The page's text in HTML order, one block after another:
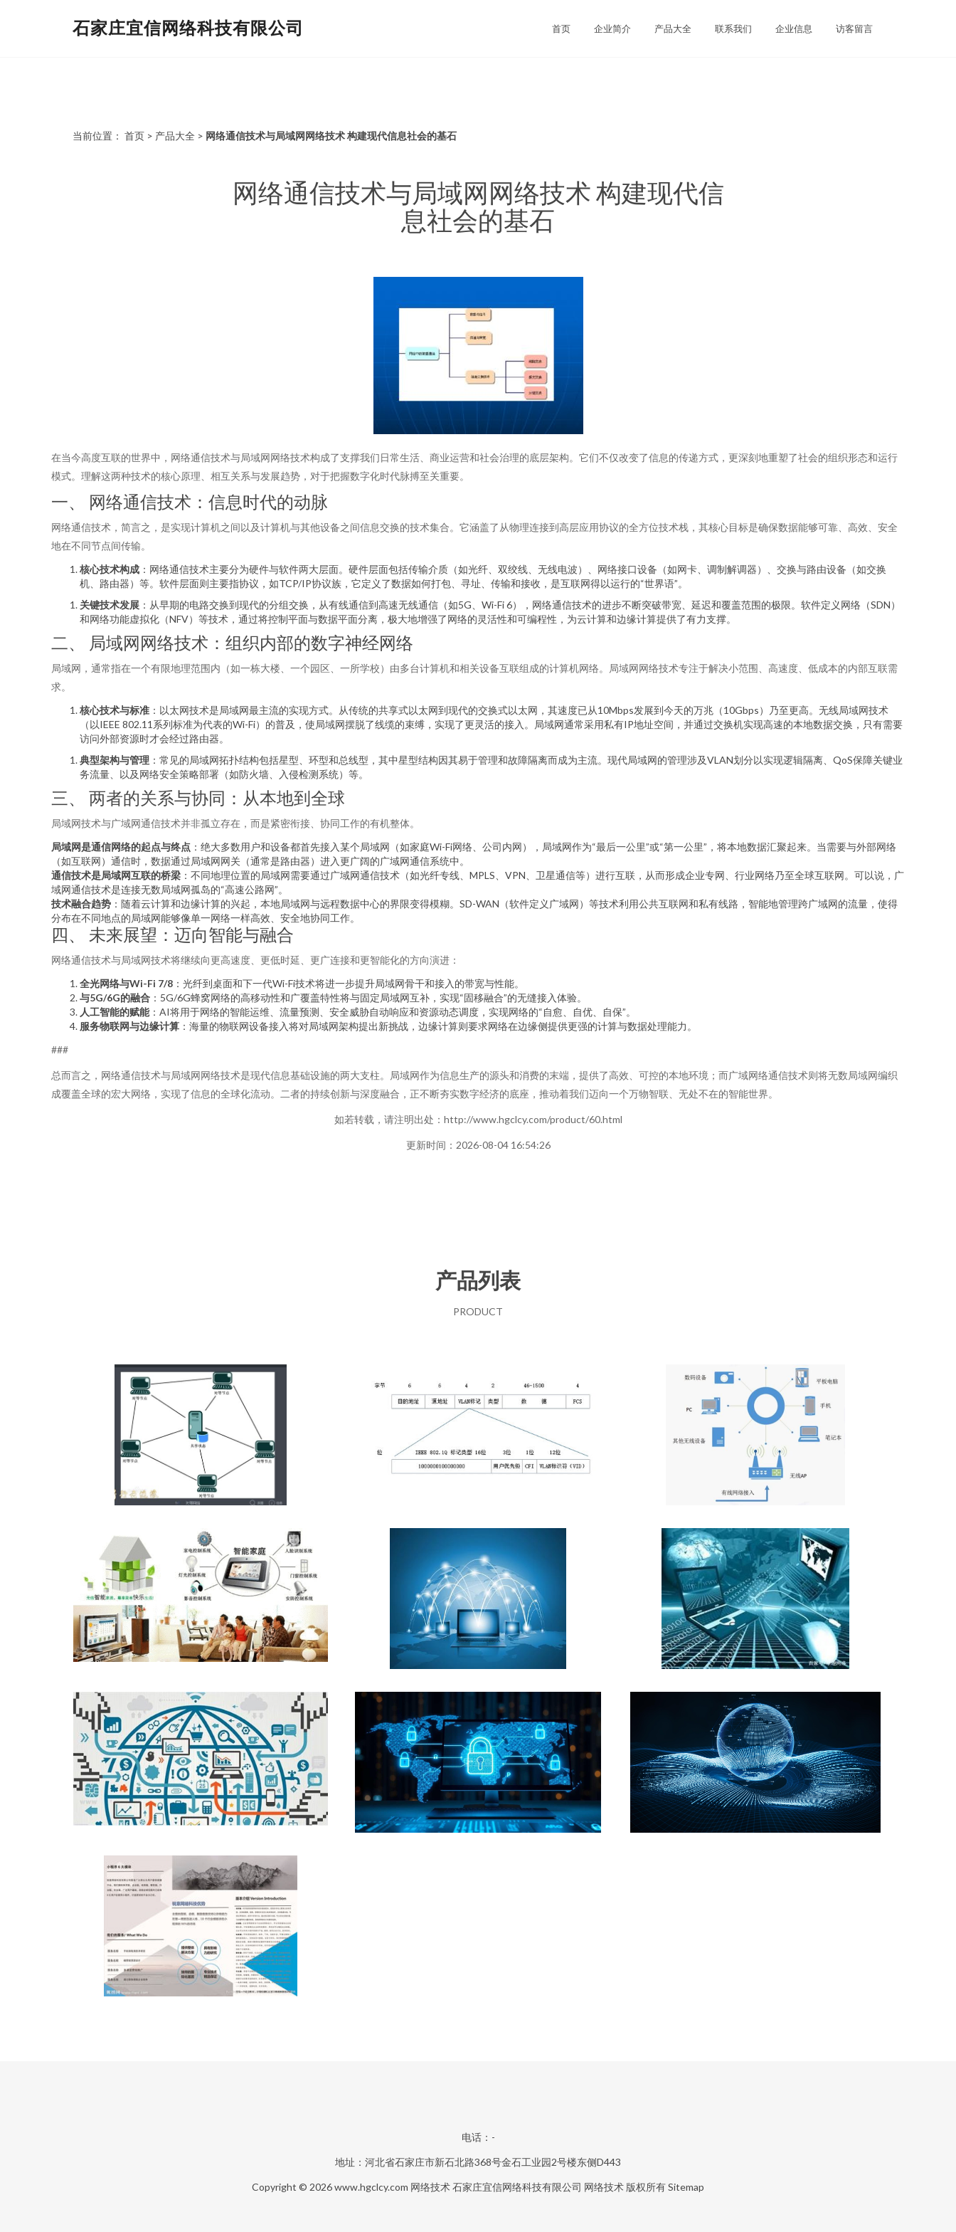
石家庄宜信网络科技有限公司 首页 企业简介 产品大全 联系我们 企业信息 访客留言
当前位置： 首页 > 产品大全 > 网络通信技术与局域网网络技术 构建现代信息社会的基石
网络通信技术与局域网网络技术 构建现代信
息社会的基石
在当今高度互联的世界中，网络通信技术与局域网网络技术构成了支撑我们日常生活、商业运营和社会治理的底层架构。它们不仅改变了信息的传递方式，更深刻地重塑了社会的组织形态和运行
模式。理解这两种技术的核心原理、相互关系与发展趋势，对于把握数字化时代脉搏至关重要。
一、 网络通信技术：信息时代的动脉
网络通信技术，简言之，是实现计算机之间以及计算机与其他设备之间信息交换的技术集合。它涵盖了从物理连接到高层应用协议的全方位技术栈，其核心目标是确保数据能够可靠、高效、安全
地在不同节点间传输。
核心技术构成 ：网络通信技术主要分为硬件与软件两大层面。硬件层面包括传输介质（如光纤、双绞线、无线电波）、网络接口设备（如网卡、调制解调器）、交换与路由设备（如交换
机、路由器）等。软件层面则主要指协议，如TCP/IP协议族，它定义了数据如何打包、寻址、传输和接收，是互联网得以运行的“世界语”。
关键技术发展 ：从早期的电路交换到现代的分组交换，从有线通信到高速无线通信（如5G、Wi-Fi 6），网络通信技术的进步不断突破带宽、延迟和覆盖范围的极限。软件定义网络（SDN）
和网络功能虚拟化（NFV）等技术，通过将控制平面与数据平面分离，极大地增强了网络的灵活性和可编程性，为云计算和边缘计算提供了有力支撑。
二、 局域网网络技术：组织内部的数字神经网络
局域网，通常指在一个有限地理范围内（如一栋大楼、一个园区、一所学校）由多台计算机和相关设备互联组成的计算机网络。局域网网络技术专注于解决小范围、高速度、低成本的内部互联需
求。
核心技术与标准 ：以太网技术是局域网最主流的实现方式。从传统的共享式以太网到现代的交换式以太网，其速度已从10Mbps发展到今天的万兆（10Gbps）乃至更高。无线局域网技术
（以IEEE 802.11系列标准为代表的Wi-Fi）的普及，使局域网摆脱了线缆的束缚，实现了更灵活的接入。局域网通常采用私有IP地址空间，并通过交换机实现高速的本地数据交换，只有需要
访问外部资源时才会经过路由器。
典型架构与管理 ：常见的局域网拓扑结构包括星型、环型和总线型，其中星型结构因其易于管理和故障隔离而成为主流。现代局域网的管理涉及VLAN划分以实现逻辑隔离、QoS保障关键业
务流量、以及网络安全策略部署（如防火墙、入侵检测系统）等。
三、 两者的关系与协同：从本地到全球
局域网技术与广域网通信技术并非孤立存在，而是紧密衔接、协同工作的有机整体。
局域网是通信网络的起点与终点 ：绝大多数用户和设备都首先接入某个局域网（如家庭Wi-Fi网络、公司内网），局域网作为“最后一公里”或“第一公里”，将本地数据汇聚起来。当需要与外部网络
（如互联网）通信时，数据通过局域网网关（通常是路由器）进入更广阔的广域网通信系统中。
通信技术是局域网互联的桥梁 ：不同地理位置的局域网需要通过广域网通信技术（如光纤专线、MPLS、VPN、卫星通信等）进行互联，从而形成企业专网、行业网络乃至全球互联网。可以说，广
域网通信技术是连接无数局域网孤岛的“高速公路网”。
技术融合趋势 ：随着云计算和边缘计算的兴起，本地局域网与远程数据中心的界限变得模糊。SD-WAN（软件定义广域网）等技术利用公共互联网和私有线路，智能地管理跨广域网的流量，使得
分布在不同地点的局域网能够像单一网络一样高效、安全地协同工作。
四、 未来展望：迈向智能与融合
网络通信技术与局域网技术将继续向更高速度、更低时延、更广连接和更智能化的方向演进：
全光网络与Wi-Fi 7/8 ：光纤到桌面和下一代Wi-Fi技术将进一步提升局域网骨干和接入的带宽与性能。
与5G/6G的融合 ：5G/6G蜂窝网络的高移动性和广覆盖特性将与固定局域网互补，实现“固移融合”的无缝接入体验。
人工智能的赋能：AI将用于网络的智能运维、流量预测、安全威胁自动响应和资源动态调度，实现网络的“自愈、自优、自保”。
服务物联网与边缘计算 ：海量的物联网设备接入将对局域网架构提出新挑战，边缘计算则要求网络在边缘侧提供更强的计算与数据处理能力。
###
总而言之，网络通信技术与局域网网络技术是现代信息基础设施的两大支柱。局域网作为信息生产的源头和消费的末端，提供了高效、可控的本地环境；而广域网络通信技术则将无数局域网编织
成覆盖全球的宏大网络，实现了信息的全球化流动。二者的持续创新与深度融合，正不断夯实数字经济的底座，推动着我们迈向一个万物智联、无处不在的智能世界。
如若转载，请注明出处：http://www.hgclcy.com/product/60.html
更新时间：2026-08-04 16:54:26
产品列表
PRODUCT
电话：-
地址：河北省石家庄市新石北路368号金石工业园2号楼东侧D443
Copyright © 2026www.hgclcy.com 网络技术石家庄宜信网络科技有限公司 网络技术 版权所有Sitemap